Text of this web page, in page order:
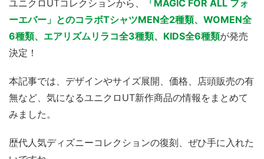
ユニクロUTコレクションから、
「MAGIC FOR ALL フォ
ーエバー」とのコラボTシャツMEN全2種類、WOMEN全
6種類、エアリズムリラコ全3種類、KIDS全6種類が発売
決定！
本記事では、デザインやサイズ展開、価格、店頭販売の有
無など、気になるユニクロUT新作商品の情報をまとめて
みました。
歴代人気ディズニーコレクションの復刻、ぜひ手に入れた